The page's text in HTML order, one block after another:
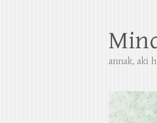
annak, aki